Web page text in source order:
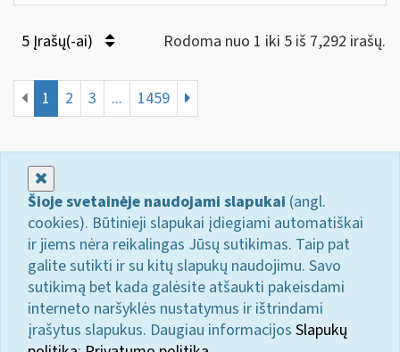
5 Įrašų(-ai) Rodoma nuo 1 iki 5 iš 7,292 irašų.
1 2 3 ... 1459
Šioje svetainėje naudojami slapukai (angl.
cookies). Būtinieji slapukai įdiegiami automatiškai
ir jiems nėra reikalingas Jūsų sutikimas. Taip pat
galite sutikti ir su kitų slapukų naudojimu. Savo
sutikimą bet kada galėsite atšaukti pakeisdami
interneto naršyklės nustatymus ir ištrindami
įrašytus slapukus. Daugiau informacijos Slapukų